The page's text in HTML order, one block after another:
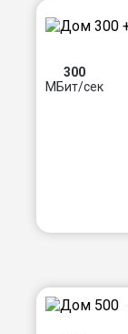
300
МБит/сек